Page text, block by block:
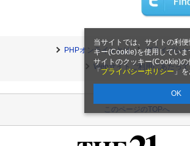
当サイトでは、サイトの利
キー(Cookie)を使用していま
サイトのクッキー(Cookie)の
「 プライバシーポリシー 」
OK
PHPオンラインとは
プライバシ
Webサイトご利用にあたって
このページのTOPへ